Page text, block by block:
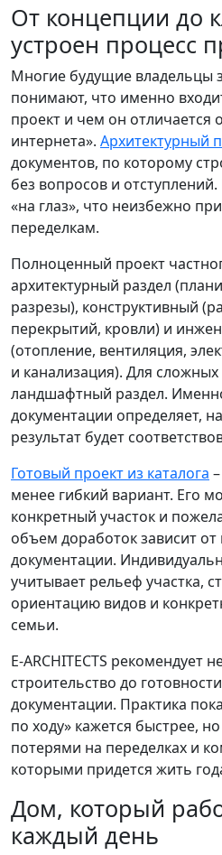
От концепции до
устроен процесс
Многие будущие владельцы
понимают, что именно
проект и чем он отличается
интернета». Архитектурный
документов, по которому
без вопросов и
«на глаз», что неизбежно
переделкам.
Полноценный проект
архитектурный раздел
разрезы), конструктивный
перекрытий, кровли) и
(отопление, вентиляция,
и канализация). Для
ландшафтный раздел.
документации определяет,
результат будет
Готовый проект из каталога
менее гибкий вариант. Его
конкретный участок и
объем доработок зависит от
документации.
учитывает рельеф участка,
ориентацию видов и
семьи.
E-ARCHITECTS рекомендует
строительство до
документации. Практика
по ходу» кажется быстрее,
потерями на переделках и
которыми придется жить
Дом, который
каждый день